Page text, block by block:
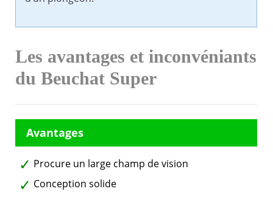
Les avantages et inconvéniants
du Beuchat Super
Procure un large champ de vision
Conception solide